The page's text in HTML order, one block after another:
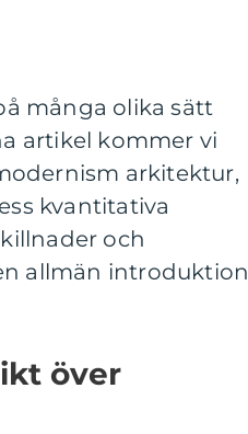
många olika sätt
artikel kommer vi
arkitektur,
kvantitativa
och
allmän introduktion
över